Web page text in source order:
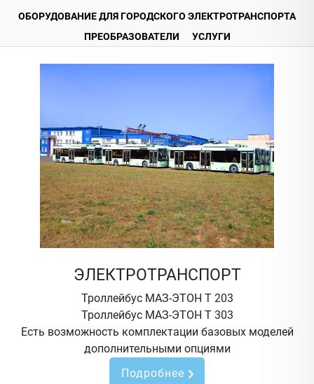
ОБОРУДОВАНИЕ ДЛЯ ГОРОДСКОГО ЭЛЕКТРОТРАНСПОРТА
ПРЕОБРАЗОВАТЕЛИ
УСЛУГИ
ЭЛЕКТРОТРАНСПОРТ
Троллейбус МАЗ-ЭТОН Т 203
Троллейбус МАЗ-ЭТОН Т 303
Есть возможность комплектации базовых моделей
дополнительными опциями
Подробнее